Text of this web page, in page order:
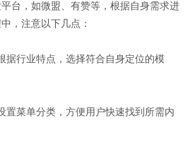
台，如微盟、有赞等，根据自身需求进
，注意以下几点：
据行业特点，选择符合自身定位的模
置菜单分类，方便用户快速找到所需内